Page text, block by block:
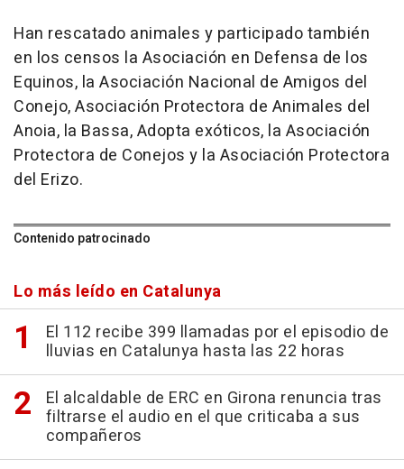
Han rescatado animales y participado también
en los censos la Asociación en Defensa de los
Equinos, la Asociación Nacional de Amigos del
Conejo, Asociación Protectora de Animales del
Anoia, la Bassa, Adopta exóticos, la Asociación
Protectora de Conejos y la Asociación Protectora
del Erizo.
Contenido patrocinado
Lo más leído en Catalunya
El 112 recibe 399 llamadas por el episodio de
lluvias en Catalunya hasta las 22 horas
El alcaldable de ERC en Girona renuncia tras
filtrarse el audio en el que criticaba a sus
compañeros